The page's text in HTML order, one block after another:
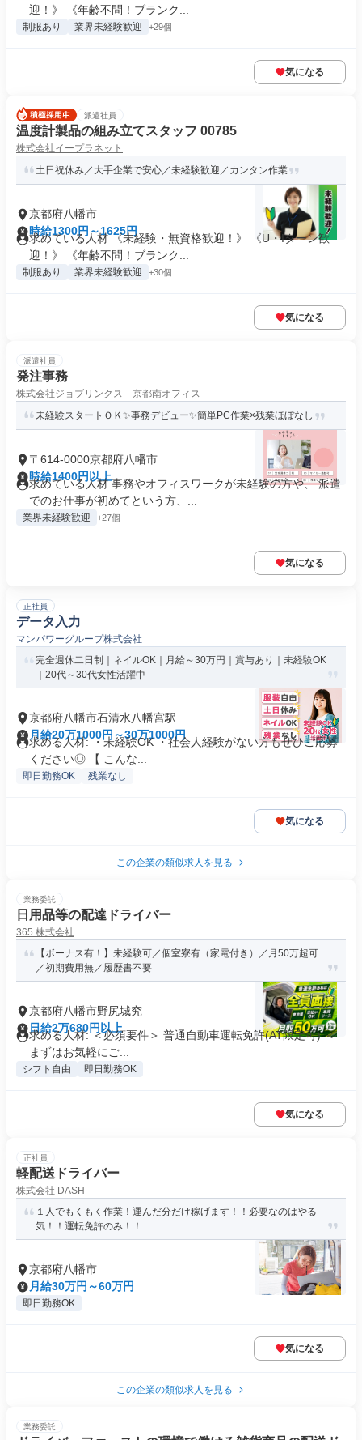
迎！》 《年齢不問！ブランク...
制服あり 業界未経験歓迎 +29個
気になる
派遣社員
温度計製品の組み立てスタッフ 00785
株式会社イープラネット
土日祝休み／大手企業で安心／未経験歓迎／カンタン作業
京都府八幡市
時給1300円～1625円
求めている人材 《未経験・無資格歓迎！》 《U・Iターン歓
迎！》 《年齢不問！ブランク...
制服あり 業界未経験歓迎 +30個
気になる
派遣社員
発注事務
株式会社ジョブリンクス 京都南オフィス
未経験スタートＯＫ✨事務デビュー✨簡単PC作業×残業ほぼなし
〒614-0000京都府八幡市
時給1400円以上
求めている人材 事務やオフィスワークが未経験の方や、 派遣
でのお仕事が初めてという方、...
業界未経験歓迎 +27個
気になる
正社員
データ入力
マンパワーグループ株式会社
完全週休二日制｜ネイルOK｜月給～30万円｜賞与あり｜未経験OK
｜20代～30代女性活躍中
京都府八幡市石清水八幡宮駅
月給20万1000円～30万1000円
求める人材: ・未経験OK ・社会人経験がない方もぜひご応募
ください◎ 【 こんな...
即日勤務OK 残業なし
気になる
この企業の類似求人を見る
業務委託
日用品等の配達ドライバー
365.株式会社
【ボーナス有！】未経験可／個室寮有（家電付き）／月50万超可
／初期費用無／履歴書不要
京都府八幡市野尻城究
日給2万680円以上
求める人材: ＜必須要件＞ 普通自動車運転免許(AT限定可) ＜
まずはお気軽にご...
シフト自由 即日勤務OK
気になる
正社員
軽配送ドライバー
株式会社 DASH
１人でもくもく作業！運んだ分だけ稼げます！！必要なのはやる
気！！運転免許のみ！！
京都府八幡市
月給30万円～60万円
即日勤務OK
気になる
この企業の類似求人を見る
業務委託